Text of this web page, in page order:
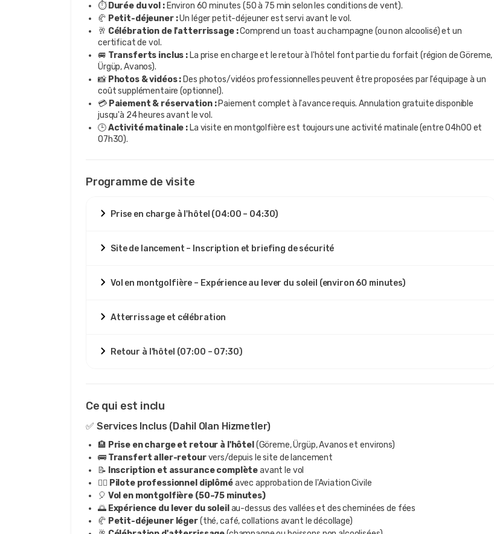
⏱️ Durée du vol :Environ 60 minutes (50 à 75 min selon les conditions de vent).
🥐 Petit-déjeuner :Un léger petit-déjeuner est servi avant le vol.
🥂 Célébration de l'atterrissage :Comprend un toast au champagne (ou non alcoolisé) et un
certificat de vol.
🚐 Transferts inclus : La prise en charge et le retour à l'hôtel font partie du forfait (région de Göreme,
Ürgüp, Avanos).
📸 Photos & vidéos : Des photos/vidéos professionnelles peuvent être proposées par l'équipage à un
coût supplémentaire (optionnel).
💳 Paiement & réservation :Paiement complet à l'avance requis. Annulation gratuite disponible
jusqu'à 24 heures avant le vol.
🕒Activité matinale : La visite en montgolfière est toujours une activité matinale (entre 04h00 et
07h30).
Programme de visite
Prise en charge à l'hôtel (04:00 – 04:30)
Site de lancement – Inscription et briefing de sécurité
Vol en montgolfière – Expérience au lever du soleil (environ 60 minutes)
Atterrissage et célébration
Retour à l'hôtel (07:00 – 07:30)
Ce qui est inclu
✅ Services Inclus (Dahil Olan Hizmetler)
🏨 Prise en charge et retour à l'hôtel (Göreme, Ürgüp, Avanos et environs)
🚌 Transfert aller-retourvers/depuis le site de lancement
📝 Inscription et assurance complèteavant le vol
🧑‍✈️ Pilote professionnel diplôméavec approbation de l'Aviation Civile
🎈 Vol en montgolfière (50–75 minutes)
🌅 Expérience du lever du soleil au-dessus des vallées et des cheminées de fées
🥐 Petit-déjeuner léger(thé, café, collations avant le décollage)